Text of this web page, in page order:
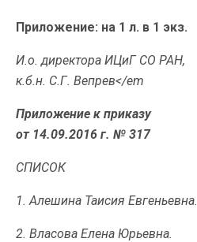
Приложение: на 1 л. в 1 экз.
И.о. директора ИЦиГ СО РАН,
к.б.н. С.Г. Вепрев</em
Приложение к приказу
от 14.09.2016 г. № 317
СПИСОК
1. Алешина Таисия Евгеньевна.
2. Власова Елена Юрьевна.